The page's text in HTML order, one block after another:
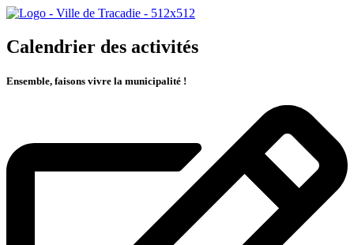
Calendrier des activités
Ensemble, faisons vivre la municipalité !